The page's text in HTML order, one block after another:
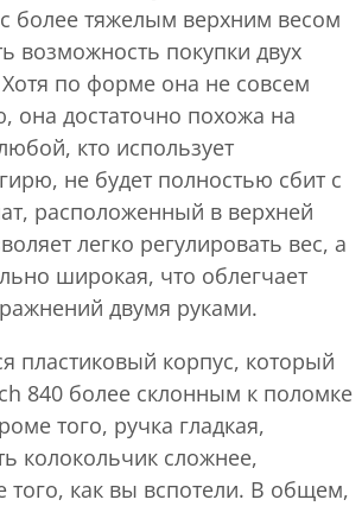
более тяжелым верхним весом
возможность покупки двух
по форме она не совсем
она достаточно похожа на
кто использует
не будет полностью сбит с
расположенный в верхней
легко регулировать вес, а
широкая, что облегчает
двумя руками.
пластиковый корпус, который
840 более склонным к поломке
того, ручка гладкая,
колокольчик сложнее,
того, как вы вспотели. В общем,